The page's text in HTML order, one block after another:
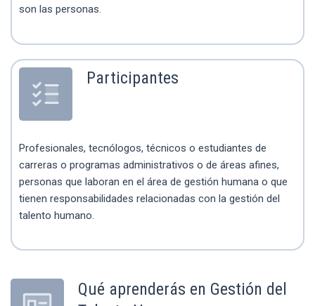
son las personas.
Participantes
Profesionales, tecnólogos, técnicos o estudiantes de
carreras o programas administrativos o de áreas afines,
personas que laboran en el área de gestión humana o que
tienen responsabilidades relacionadas con la gestión del
talento humano.
Qué aprenderás en Gestión del